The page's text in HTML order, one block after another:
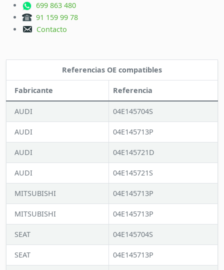
699 863 480
91 159 99 78
Contacto
Referencias OE compatibles
Fabricante Referencia
AUDI 04E145704S
AUDI 04E145713P
AUDI 04E145721D
AUDI 04E145721S
MITSUBISHI 04E145713P
MITSUBISHI 04E145713P
SEAT 04E145704S
SEAT 04E145713P